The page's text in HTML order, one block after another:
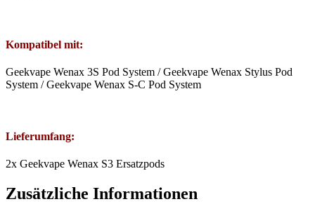
Kompatibel mit:
Geekvape Wenax 3S Pod System / Geekvape Wenax Stylus Pod
System / Geekvape Wenax S-C Pod System
Lieferumfang:
2x Geekvape Wenax S3 Ersatzpods
Zusätzliche Informationen